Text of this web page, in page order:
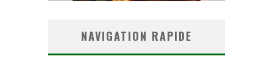
NAVIGATION RAPIDE